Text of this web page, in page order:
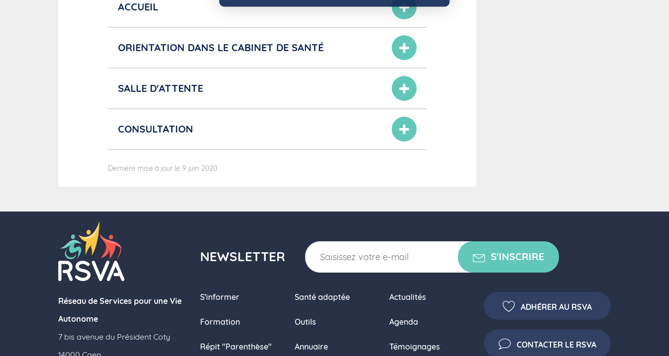
ACCUEIL
ORIENTATION DANS LE CABINET DE SANTÉ
SALLE D'ATTENTE
CONSULTATION
Dernière mise à jour le 9 juin 2020
NEWSLETTER S'INSCRIRE
Réseau de Services pour une Vie
Autonome
7 bis avenue du Président Coty
S'informer
Formation
Répit "Parenthèse"
Santé adaptée
Outils
Annuaire
Actualités
Agenda
Témoignages
ADHÉRER AU RSVA
CONTACTER LE RSVA